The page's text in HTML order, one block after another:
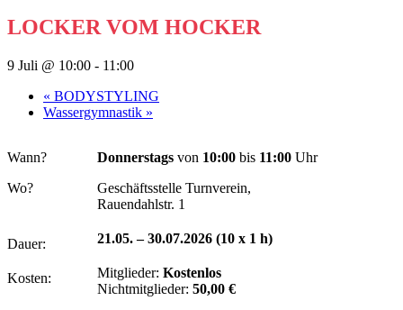
LOCKER VOM HOCKER
9 Juli @ 10:00 - 11:00
« BODYSTYLING
Wassergymnastik »
Wann?
Wo?
Dauer:
Kosten:
Donnerstags von 10:00 bis 11:00 Uhr
Geschäftsstelle Turnverein,
Rauendahlstr. 1
21.05. – 30.07.2026 (10 x 1 h)
Mitglieder: Kostenlos
Nichtmitglieder: 50,00 €